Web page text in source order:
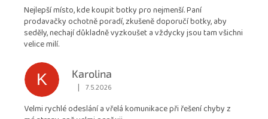
4,9
z
Nejlepší místo, kde koupit botky pro nejmenší. Paní
prodavačky ochotně poradí, zkušeně doporučí botky, aby
seděly, nechají důkladně vyzkoušet a vždycky jsou tam všichni
velice milí.
K
Karolina
Hodnocení obchodu je 5 z 5 hvězdiček.
| 7.5.2026
Velmi rychlé odeslání a vřelá komunikace při řešení chyby z